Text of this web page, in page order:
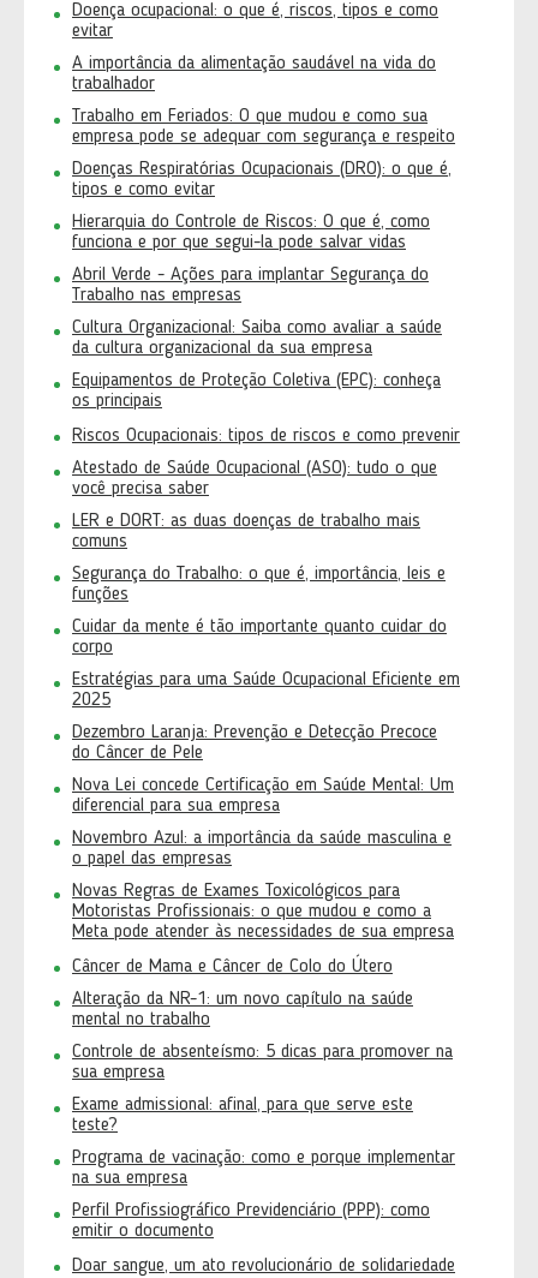
Doença ocupacional: o que é, riscos, tipos e como
evitar
A importância da alimentação saudável na vida do
trabalhador
Trabalho em Feriados: O que mudou e como sua
empresa pode se adequar com segurança e respeito
Doenças Respiratórias Ocupacionais (DRO): o que é,
tipos e como evitar
Hierarquia do Controle de Riscos: O que é, como
funciona e por que segui-la pode salvar vidas
Abril Verde - Ações para implantar Segurança do
Trabalho nas empresas
Cultura Organizacional: Saiba como avaliar a saúde
da cultura organizacional da sua empresa
Equipamentos de Proteção Coletiva (EPC): conheça
os principais
Riscos Ocupacionais: tipos de riscos e como prevenir
Atestado de Saúde Ocupacional (ASO): tudo o que
você precisa saber
LER e DORT: as duas doenças de trabalho mais
comuns
Segurança do Trabalho: o que é, importância, leis e
funções
Cuidar da mente é tão importante quanto cuidar do
corpo
Estratégias para uma Saúde Ocupacional Eficiente em
2025
Dezembro Laranja: Prevenção e Detecção Precoce
do Câncer de Pele
Nova Lei concede Certificação em Saúde Mental: Um
diferencial para sua empresa
Novembro Azul: a importância da saúde masculina e
o papel das empresas
Novas Regras de Exames Toxicológicos para
Motoristas Profissionais: o que mudou e como a
Meta pode atender às necessidades de sua empresa
Câncer de Mama e Câncer de Colo do Útero
Alteração da NR-1: um novo capítulo na saúde
mental no trabalho
Controle de absenteísmo: 5 dicas para promover na
sua empresa
Exame admissional: afinal, para que serve este
teste?
Programa de vacinação: como e porque implementar
na sua empresa
Perfil Profissiográfico Previdenciário (PPP): como
emitir o documento
Doar sangue, um ato revolucionário de solidariedade